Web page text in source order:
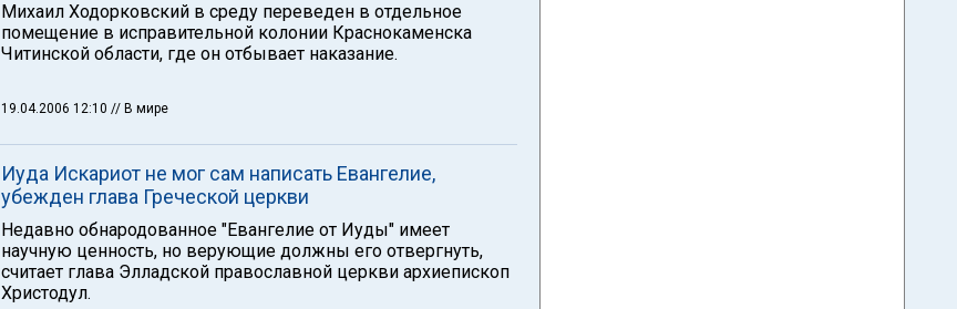
Михаил Ходорковский в среду переведен в отдельное
помещение в исправительной колонии Краснокаменска
Читинской области, где он отбывает наказание.
19.04.2006 12:10 // В мире
Иуда Искариот не мог сам написать Евангелие,
убежден глава Греческой церкви
Недавно обнародованное "Евангелие от Иуды" имеет
научную ценность, но верующие должны его отвергнуть,
считает глава Элладской православной церкви архиепископ
Христодул.